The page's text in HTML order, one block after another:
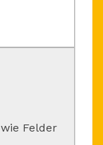
wie Felder